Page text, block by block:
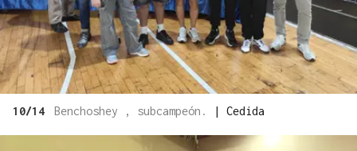
10/14 Benchoshey , subcampeón. | Cedida